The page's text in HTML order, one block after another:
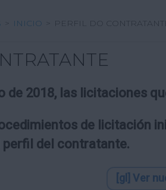
> INICIO > PERFIL DO CONTRATANTE
de 2018, las licitaciones
de licitación
del contratante.
[gl] Ver